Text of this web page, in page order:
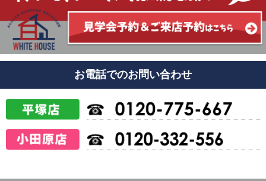
お電話でのお問い合わせ